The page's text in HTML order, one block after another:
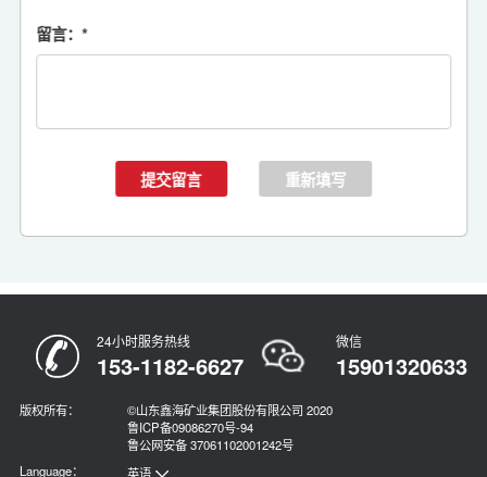
留言：*
24小时服务热线
153-1182-6627
微信
15901320633
版权所有：
©山东鑫海矿业集团股份有限公司 2020
鲁ICP备09086270号-94
鲁公网安备 37061102001242号
Language：
英语